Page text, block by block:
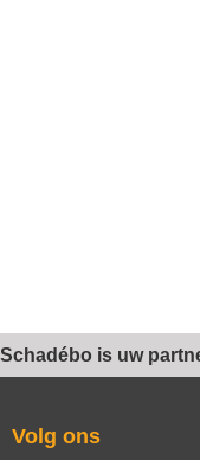
Schadébo is uw
Volg ons